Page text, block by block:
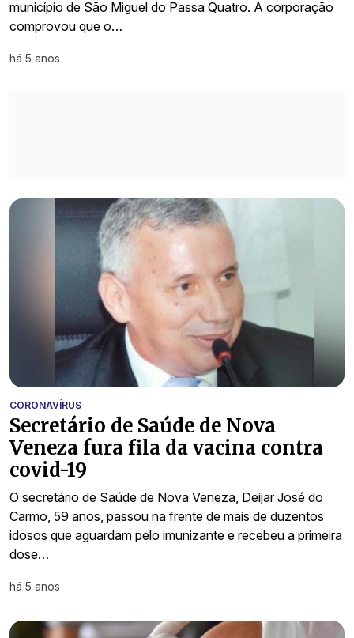
município de São Miguel do Passa Quatro. A corporação
comprovou que o…
há 5 anos
CORONAVÍRUS
Secretário de Saúde de Nova
Veneza fura fila da vacina contra
covid-19
O secretário de Saúde de Nova Veneza, Deijar José do
Carmo, 59 anos, passou na frente de mais de duzentos
idosos que aguardam pelo imunizante e recebeu a primeira
dose…
há 5 anos